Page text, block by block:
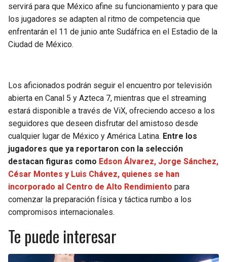
servirá para que México afine su funcionamiento y para que
los jugadores se adapten al ritmo de competencia que
enfrentarán el 11 de junio ante Sudáfrica en el Estadio de la
Ciudad de México.
Los aficionados podrán seguir el encuentro por televisión
abierta en Canal 5 y Azteca 7, mientras que el streaming
estará disponible a través de ViX, ofreciendo acceso a los
seguidores que deseen disfrutar del amistoso desde
cualquier lugar de México y América Latina. Entre los
jugadores que ya reportaron con la selección
destacan figuras como Edson Álvarez, Jorge Sánchez,
César Montes y Luis Chávez, quienes se han
incorporado al Centro de Alto Rendimiento para
comenzar la preparación física y táctica rumbo a los
compromisos internacionales.
Te puede interesar